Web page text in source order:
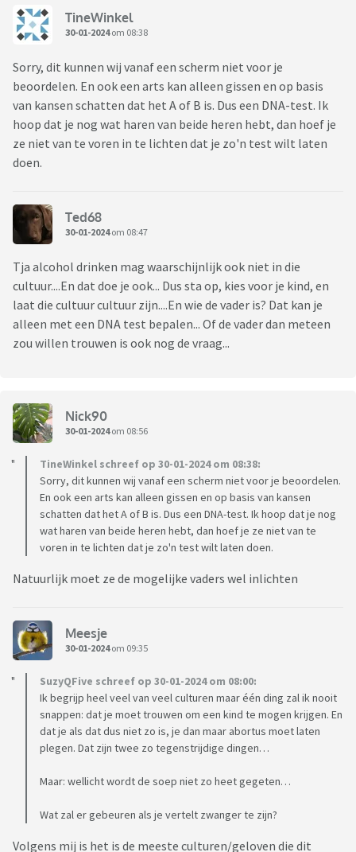
TineWinkel
30-01-2024om 08:38
Sorry, dit kunnen wij vanaf een scherm niet voor je
beoordelen. En ook een arts kan alleen gissen en op basis
van kansen schatten dat het A of B is. Dus een DNA-test. Ik
hoop dat je nog wat haren van beide heren hebt, dan hoef je
ze niet van te voren in te lichten dat je zo'n test wilt laten
doen.
Ted68
30-01-2024om 08:47
Tja alcohol drinken mag waarschijnlijk ook niet in die
cultuur....En dat doe je ook... Dus sta op, kies voor je kind, en
laat die cultuur cultuur zijn....En wie de vader is? Dat kan je
alleen met een DNA test bepalen... Of de vader dan meteen
zou willen trouwen is ook nog de vraag...
Nick90
30-01-2024om 08:56
TineWinkel schreef op 30-01-2024 om 08:38:
Sorry, dit kunnen wij vanaf een scherm niet voor je beoordelen.
En ook een arts kan alleen gissen en op basis van kansen
schatten dat het A of B is. Dus een DNA-test. Ik hoop dat je nog
wat haren van beide heren hebt, dan hoef je ze niet van te
voren in te lichten dat je zo'n test wilt laten doen.
Natuurlijk moet ze de mogelijke vaders wel inlichten
Meesje
30-01-2024om 09:35
SuzyQFive schreef op 30-01-2024 om 08:00:
Ik begrijp heel veel van veel culturen maar één ding zal ik nooit
snappen: dat je moet trouwen om een kind te mogen krijgen. En
dat je als dat dus niet zo is, je dan maar abortus moet laten
plegen. Dat zijn twee zo tegenstrijdige dingen…
Maar: wellicht wordt de soep niet zo heet gegeten…
Wat zal er gebeuren als je vertelt zwanger te zijn?
Volgens mij is het is de meeste culturen/geloven die dit